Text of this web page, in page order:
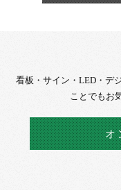
看板・サイン・LED・デ
ことでもお
オ